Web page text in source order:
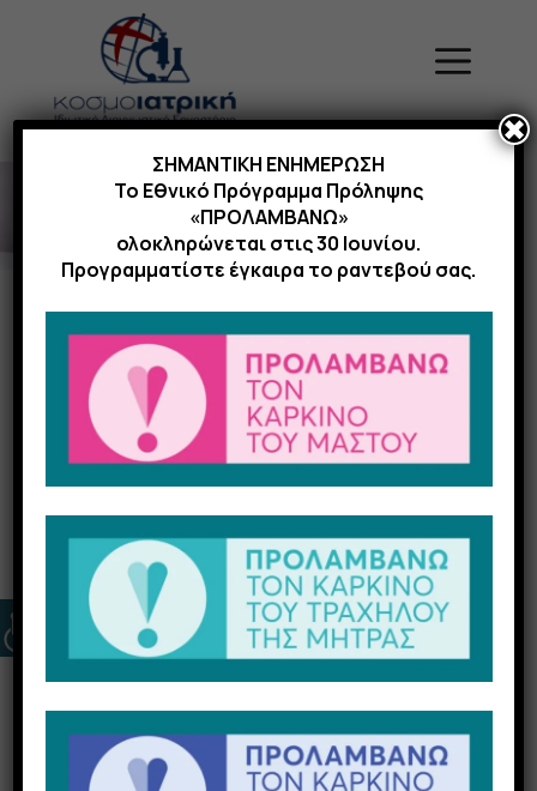
περιεχόμενο
Menu
Εξετάσεις
Σεξουαλικά
Μεταδιδόμενων
Νοσημάτων
Οι μισοί ασθενείς από αυτούς που νοσούν από
σεξουαλικώς μεταδιδόμενα νοσήματα είναι
κυρίως άτομα που δεν ξεπερνούν τα 25 έτη.
Παρακάτω θα βρείτε σημαντικές πληροφορίες
για τα βασικότερα νοσήματα και τις εξετάσεις
τους που πραγματοποιούνται στο κέντρο μας.
ΣΗΜΑΝΤΙΚΗ ΕΝΗΜΕΡΩΣΗ
Το Εθνικό Πρόγραμμα Πρόληψης
«ΠΡΟΛΑΜΒΑΝΩ»
ολοκληρώνεται στις 30 Ιουνίου.
Προγραμματίστε έγκαιρα το ραντεβού σας.
✖